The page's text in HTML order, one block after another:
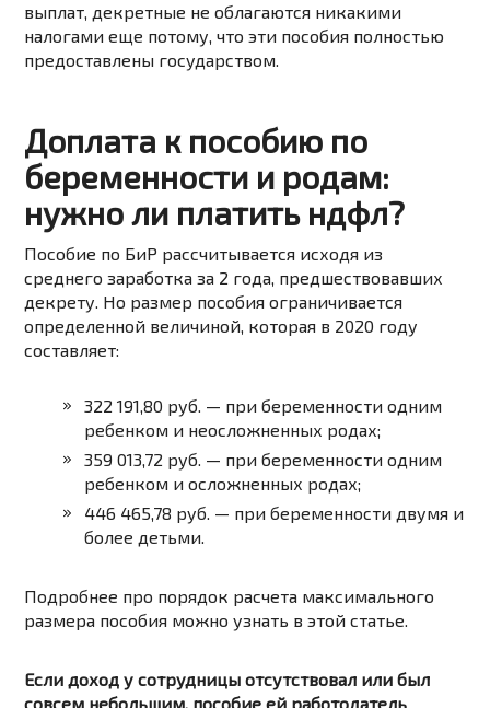
выплат, декретные не облагаются никакими
налогами еще потому, что эти пособия полностью
предоставлены государством.
Доплата к пособию по
беременности и родам:
нужно ли платить ндфл?
Пособие по БиР рассчитывается исходя из
среднего заработка за 2 года, предшествовавших
декрету. Но размер пособия ограничивается
определенной величиной, которая в 2020 году
составляет:
322 191,80 руб. — при беременности одним
ребенком и неосложненных родах;
359 013,72 руб. — при беременности одним
ребенком и осложненных родах;
446 465,78 руб. — при беременности двумя и
более детьми.
Подробнее про порядок расчета максимального
размера пособия можно узнать вэтой статье.
Если доход у сотрудницы отсутствовал или был
совсем небольшим, пособие ей работодатель